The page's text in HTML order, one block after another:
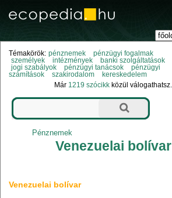
Témakörök: pénznemek
pénzügyi fogalmak
személyek
intézmények
banki szolgáltatások
jogi szabályok
pénzügyi tanácsok
pénzügyi
számítások
szakirodalom
kereskedelem
Már 1219 szócikk közül válogathatsz.
Pénznemek
Venezuelai bolívar
Venezuelai bolívar